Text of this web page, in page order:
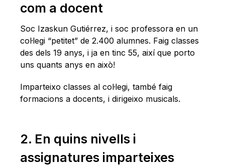
com a docent
Soc Izaskun Gutiérrez, i soc professora en un
col·legi “petitet” de 2.400 alumnes. Faig classes
des dels 19 anys, i ja en tinc 55, així que porto
uns quants anys en això!
Imparteixo classes al col·legi, també faig
formacions a docents, i dirigeixo musicals.
2. En quins nivells i
assignatures imparteixes